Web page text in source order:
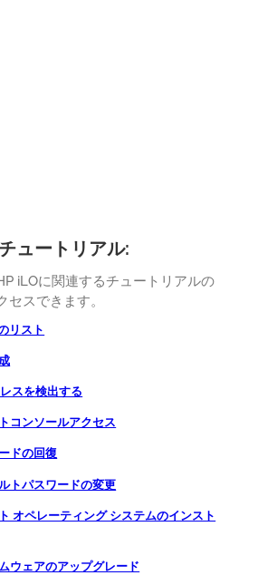
ュートリアル:
iLOに関連するチュートリアルの
セスできます。
リスト
スを検出する
コンソールアクセス
ドの回復
トパスワードの変更
オペレーティング システムのインスト
ウェアのアップグレード